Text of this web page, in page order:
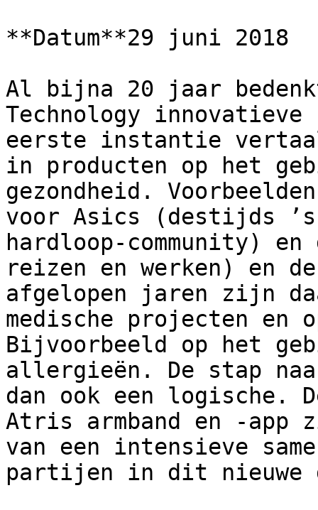
**Datum**29 juni 2018
Al bijna 20 jaar
Technology
eerste instantie
in producten op het
gezondheid.
voor Asics (destijds
hardloop-community)
reizen en werken) en
afgelopen jaren zijn
medische projecten en
Bijvoorbeeld op het
allergieën. De stap
dan ook een logische.
Atris armband en -
van een intensieve
partijen in dit nieuwe